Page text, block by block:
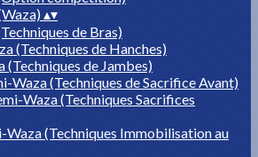
▴▾
de Bras)
(Techniques de Hanches)
(Techniques de Jambes)
Waza (Techniques de Sacrifice Avant)
Waza (Techniques Sacrifices
Waza (Techniques Immobilisation au